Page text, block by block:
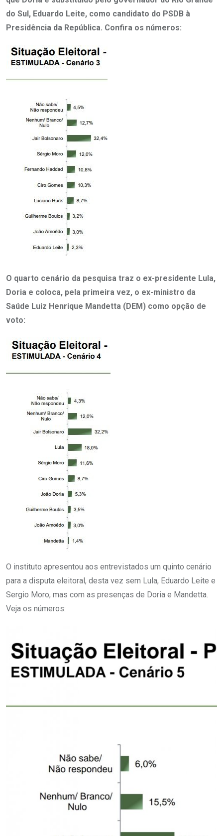
do Sul, Eduardo Leite, como candidato do PSDB à
Presidência da República. Confira os números:
O quarto cenário da pesquisa traz o ex-presidente Lula,
Doria e coloca, pela primeira vez, o ex-ministro da
Saúde Luiz Henrique Mandetta (DEM) como opção de
voto:
O instituto apresentou aos entrevistados um quinto cenário
para a disputa eleitoral, desta vez sem Lula, Eduardo Leite e
Sergio Moro, mas com as presenças de Doria e Mandetta.
Veja os números: